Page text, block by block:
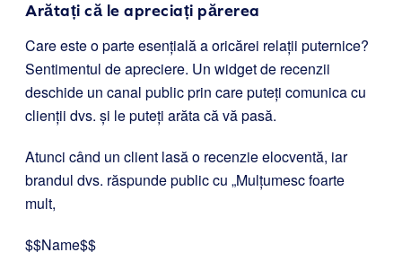
Arătați că le apreciați părerea
Care este o parte esențială a oricărei relații puternice?
Sentimentul de apreciere. Un widget de recenzii
deschide un canal public prin care puteți comunica cu
clienții dvs. și le puteți arăta că vă pasă.
Atunci când un client lasă o recenzie elocventă, iar
brandul dvs. răspunde public cu „Mulțumesc foarte
mult,
$$Name$$